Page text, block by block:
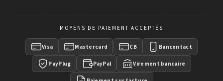
Balisage ESD et zones sensibles aux décharges
électrostatiques
balisage ESD répond aux exigences strictes des environnements
électroniques, pharmaceutiques ou de fabrication de composants
MOYENS DE PAIEMENT ACCEPTÉS
Visa Mastercard CB Bancontact
PayPlug PayPal Virement bancaire